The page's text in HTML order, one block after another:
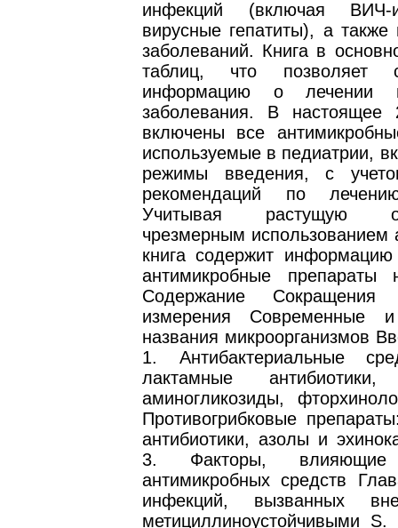
инфекций (включая
вирусные гепатиты), а также
заболеваний. Книга в
таблиц, что позволяет
информацию о лечении
заболевания. В настоящее
включены все
используемые в педиатрии,
режимы введения, с
рекомендаций по
Учитывая растущую
чрезмерным использованием
книга содержит
антимикробные препараты
Содержание
измерения Современные
названия микроорганизмов
1. Антибактериальные
лактамные
аминогликозиды,
Противогрибковые
антибиотики, азолы и
3. Факторы,
антимикробных средств
инфекций, вызванных
метициллиноустойчивыми